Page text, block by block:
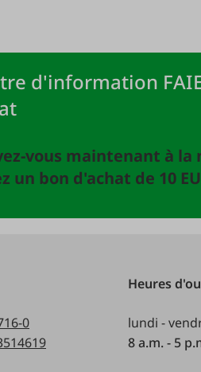
d'information
vous maintenant à la
un bon d'achat de 10
0
Heures
lundi -
8 a.m. - 5